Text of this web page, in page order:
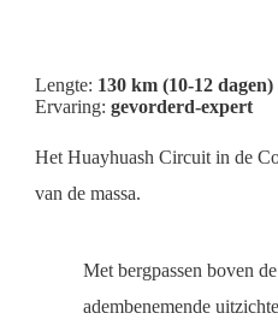
Lengte: 130 km (10-12 dagen)
Ervaring: gevorderd-expert
Het Huayhuash Circuit in de
van de massa.
Met bergpassen boven
adembenemende